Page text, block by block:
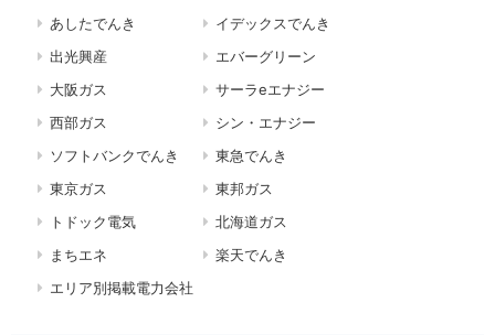
あしたでんき
イデックスでんき
出光興産
エバーグリーン
大阪ガス
サーラeエナジー
西部ガス
シン・エナジー
ソフトバンクでんき
東急でんき
東京ガス
東邦ガス
トドック電気
北海道ガス
まちエネ
楽天でんき
エリア別掲載電力会社